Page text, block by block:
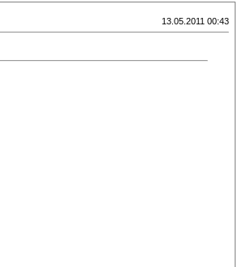
13.05.2011 00:43